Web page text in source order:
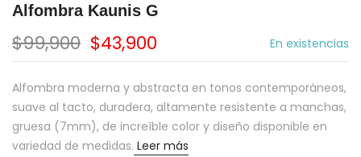
Alfombra Kaunis G
$99,900 $43,900 En existencias
Alfombra moderna y abstracta en tonos contemporáneos,
suave al tacto, duradera, altamente resistente a manchas,
gruesa (7mm), de increíble color y diseño disponible en
variedad de medidas. Leer más